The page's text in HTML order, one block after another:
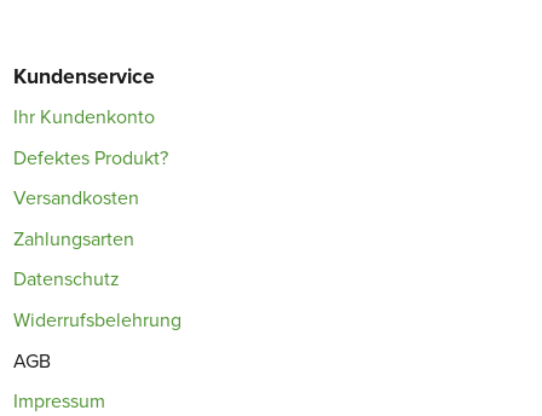
Kundenservice
Ihr Kundenkonto
Defektes Produkt?
Versandkosten
Zahlungsarten
Datenschutz
Widerrufsbelehrung
AGB
Impressum